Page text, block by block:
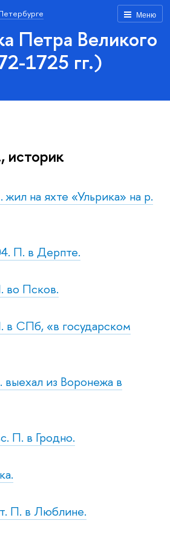
Меню
Петра Великого
1725 гг.)
историк
на яхте «Ульрика» на р.
П. в Дерпте.
во Псков.
в СПб, «в государском
выехал из Воронежа в
П. в Гродно.
П. в Люблине.